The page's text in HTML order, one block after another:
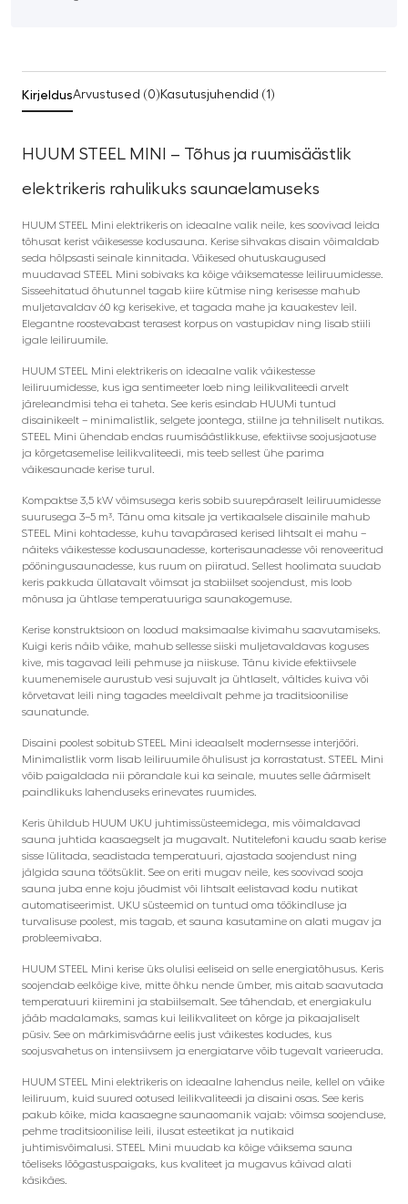
KirjeldusArvustused (0) Kasutusjuhendid (1)
HUUM STEEL MINI – Tõhus ja ruumisäästlik
elektrikeris rahulikuks saunaelamuseks
HUUM STEEL Mini elektrikeris on ideaalne valik neile, kes soovivad leida
tõhusat kerist väikesesse kodusauna. Kerise sihvakas disain võimaldab
seda hõlpsasti seinale kinnitada. Väikesed ohutuskaugused
muudavad STEEL Mini sobivaks ka kõige väiksematesse leiliruumidesse.
Sisseehitatud õhutunnel tagab kiire kütmise ning kerisesse mahub
muljetavaldav 60 kg kerisekive, et tagada mahe ja kauakestev leil.
Elegantne roostevabast terasest korpus on vastupidav ning lisab stiili
igale leiliruumile.
HUUM STEEL Mini elektrikeris on ideaalne valik väikestesse
leiliruumidesse, kus iga sentimeeter loeb ning leilikvaliteedi arvelt
järeleandmisi teha ei taheta. See keris esindab HUUMi tuntud
disainikeelt – minimalistlik, selgete joontega, stiilne ja tehniliselt nutikas.
STEEL Mini ühendab endas ruumisäästlikkuse, efektiivse soojusjaotuse
ja kõrgetasemelise leilikvaliteedi, mis teeb sellest ühe parima
väikesaunade kerise turul.
Kompaktse 3,5 kW võimsusega keris sobib suurepäraselt leiliruumidesse
suurusega 3–5 m³. Tänu oma kitsale ja vertikaalsele disainile mahub
STEEL Mini kohtadesse, kuhu tavapärased kerised lihtsalt ei mahu –
näiteks väikestesse kodusaunadesse, korterisaunadesse või renoveeritud
pööningusaunadesse, kus ruum on piiratud. Sellest hoolimata suudab
keris pakkuda üllatavalt võimsat ja stabiilset soojendust, mis loob
mõnusa ja ühtlase temperatuuriga saunakogemuse.
Kerise konstruktsioon on loodud maksimaalse kivimahu saavutamiseks.
Kuigi keris näib väike, mahub sellesse siiski muljetavaldavas koguses
kive, mis tagavad leili pehmuse ja niiskuse. Tänu kivide efektiivsele
kuumenemisele aurustub vesi sujuvalt ja ühtlaselt, vältides kuiva või
kõrvetavat leili ning tagades meeldivalt pehme ja traditsioonilise
saunatunde.
Disaini poolest sobitub STEEL Mini ideaalselt modernsesse interjööri.
Minimalistlik vorm lisab leiliruumile õhulisust ja korrastatust. STEEL Mini
võib paigaldada nii põrandale kui ka seinale, muutes selle äärmiselt
paindlikuks lahenduseks erinevates ruumides.
Keris ühildub HUUM UKU juhtimissüsteemidega, mis võimaldavad
sauna juhtida kaasaegselt ja mugavalt. Nutitelefoni kaudu saab kerise
sisse lülitada, seadistada temperatuuri, ajastada soojendust ning
jälgida sauna töötsüklit. See on eriti mugav neile, kes soovivad sooja
sauna juba enne koju jõudmist või lihtsalt eelistavad kodu nutikat
automatiseerimist. UKU süsteemid on tuntud oma töökindluse ja
turvalisuse poolest, mis tagab, et sauna kasutamine on alati mugav ja
probleemivaba.
HUUM STEEL Mini kerise üks olulisi eeliseid on selle energiatõhusus. Keris
soojendab eelkõige kive, mitte õhku nende ümber, mis aitab saavutada
temperatuuri kiiremini ja stabiilsemalt. See tähendab, et energiakulu
jääb madalamaks, samas kui leilikvaliteet on kõrge ja pikaajaliselt
püsiv. See on märkimisväärne eelis just väikestes kodudes, kus
soojusvahetus on intensiivsem ja energiatarve võib tugevalt varieeruda.
HUUM STEEL Mini elektrikeris on ideaalne lahendus neile, kellel on väike
leiliruum, kuid suured ootused leilikvaliteedi ja disaini osas. See keris
pakub kõike, mida kaasaegne saunaomanik vajab: võimsa soojenduse,
pehme traditsioonilise leili, ilusat esteetikat ja nutikaid
juhtimisvõimalusi. STEEL Mini muudab ka kõige väiksema sauna
tõeliseks lõõgastuspaigaks, kus kvaliteet ja mugavus käivad alati
käsikäes.